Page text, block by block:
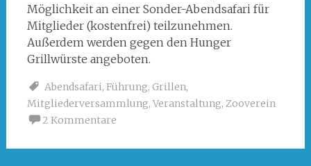
Möglichkeit an einer Sonder-Abendsafari für
Mitglieder (kostenfrei) teilzunehmen.
Außerdem werden gegen den Hunger
Grillwürste angeboten.
Abendsafari, Führung, Grillen,
Mitgliederversammlung, Veranstaltung, Zooverein
2 Kommentare